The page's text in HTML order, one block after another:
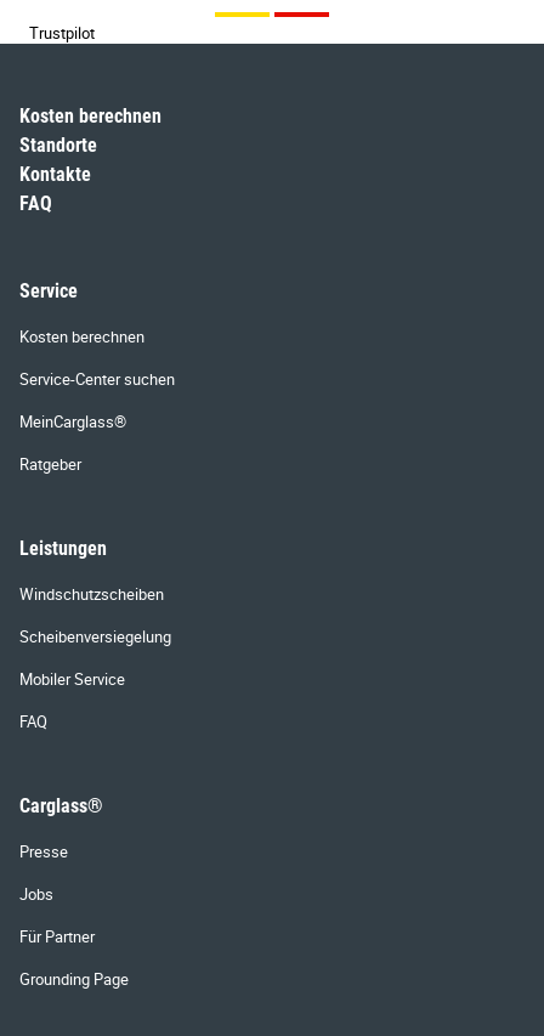
Trustpilot
Kosten berechnen
Standorte
Kontakte
FAQ
Service
Kosten berechnen
Service-Center suchen
MeinCarglass®
Ratgeber
Leistungen
Windschutzscheiben
Scheibenversiegelung
Mobiler Service
FAQ
Carglass®
Presse
Jobs
Für Partner
Grounding Page